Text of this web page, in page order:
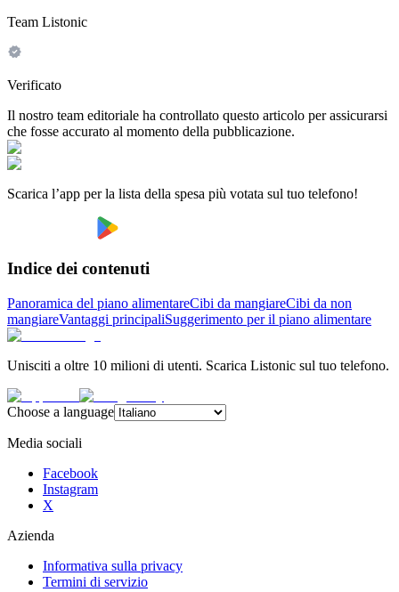
Team Listonic
Verificato
Il nostro team editoriale ha controllato questo articolo per assicurarsi
che fosse accurato al momento della pubblicazione.
Scarica l’app per la lista della spesa più votata sul tuo telefono!
Indice dei contenuti
Panoramica del piano alimentareCibi da mangiareCibi da non
mangiareVantaggi principaliSuggerimento per il piano alimentare
Unisciti a oltre 10 milioni di utenti. Scarica Listonic sul tuo telefono.
Choose a language
Media sociali
Facebook
Instagram
X
Azienda
Informativa sulla privacy
Termini di servizio